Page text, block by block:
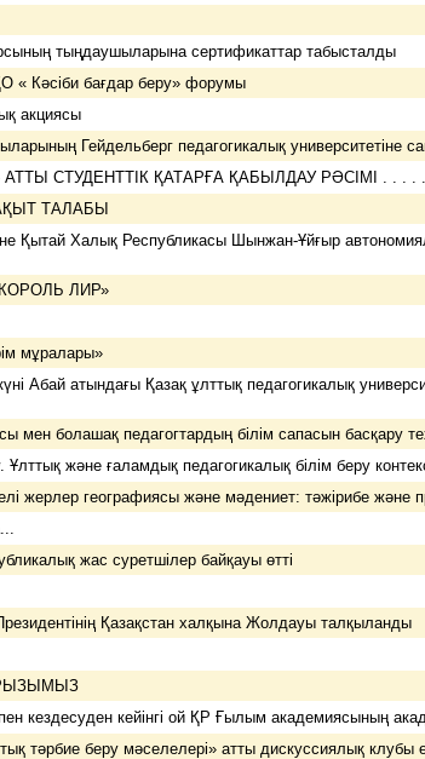
тыңдаушыларына сертификаттар табысталды
« Кәсіби бағдар беру» форумы
акциясы
Гейдельберг педагогикалық университетіне
СТУДЕНТТІК ҚАТАРҒА ҚАБЫЛДАУ РӘСІМІ . . . . .
УАҚЫТ ТАЛАБЫ
Қытай Халық Республикасы Шынжан-Ұйғыр
ЛИР»
мұралары»
Абай атындағы Қазақ ұлттық педагогикалық
мен болашақ педагогтардың білім сапасын басқару
және ғаламдық педагогикалық білім беру
жерлер географиясы және мәдениет: тәжірибе және
жас суретшілер байқауы өтті
Қазақстан халқына Жолдауы талқыланды
ПАРЫЗЫМЫЗ
кездесуден кейінгі ой ҚР Ғылым академиясының
тәрбие беру мәселелері» атты дискуссиялық клубы